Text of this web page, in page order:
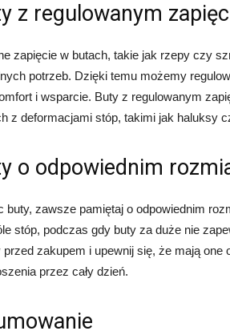
z regulowanym
zapięcie w butach, takie jak rzepy czy
potrzeb. Dzięki temu możemy
i wsparcie. Buty z regulowanym
z deformacjami stóp, takimi jak haluksy
o odpowiednim
buty, zawsze pamiętaj o odpowiednim
stóp, podczas gdy buty za duże nie
przed zakupem i upewnij się, że mają one
przez cały dzień.